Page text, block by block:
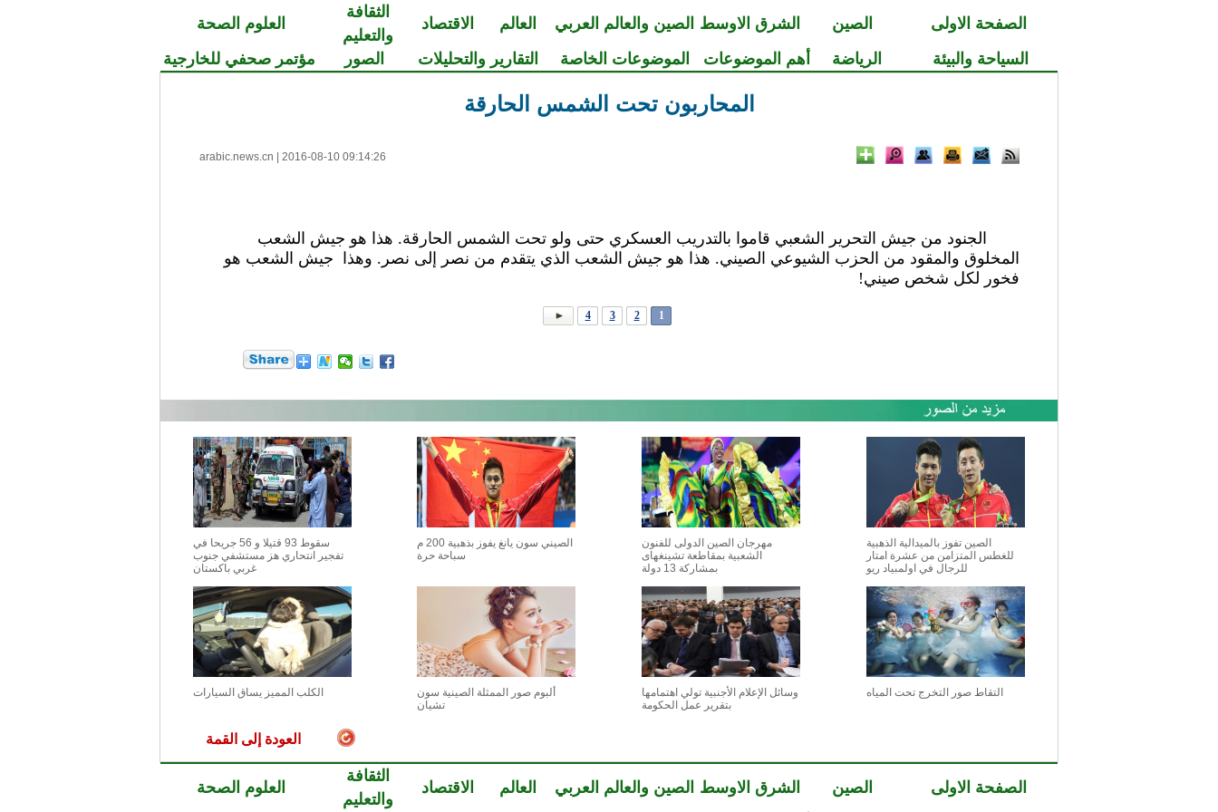
الصفحة الاولى الصين الشرق الاوسط الصين والعالم العربي العالم الاقتصاد
الثقافة
والتعليم
العلوم الصحة
السياحة والبيئة
الرياضة أهم الموضوعات الموضوعات الخاصة التقارير والتحليلات الصور مؤتمر صحفي للخارجية
المحاربون تحت الشمس الحارقة
arabic.news.cn 2016-08-10 09:14:26
الجنود من جيش التحرير الشعبي قاموا بالتدريب العسكري حتى ولو تحت الشمس الحارقة. هذا هو جيش الشعب
المخلوق والمقود من الحزب الشيوعي الصيني. هذا هو جيش الشعب الذي يتقدم من نصر إلى نصر. وهذا جيش الشعب هو
فخور لكل شخص صيني!
1
2
3
4
الصين تفوز بالميدالية الذهبية
للغطس المتزامن من عشرة امتار
للرجال في اولمبياد ريو
مهرجان الصين الدولى للفنون
الشعبية بمقاطعة تشينغهاى
بمشاركة 13 دولة
الصيني سون يانغ يفوز بذهبية 200 م
سباحة حرة
سقوط 93 قتيلا و 56 جريحا في
تفجير انتحاري هز مستشفي جنوب
غربي باكستان
التقاط صور التخرج تحت المياه
وسائل الإعلام الأجنبية تولي اهتمامها
بتقرير عمل الحكومة
ألبوم صور الممثلة الصينية سون
تشيان
الكلب المميز يساق السيارات
العودة إلى القمة
الصفحة الاولى الصين الشرق الاوسط الصين والعالم العربي العالم الاقتصاد
الثقافة
والتعليم
العلوم الصحة